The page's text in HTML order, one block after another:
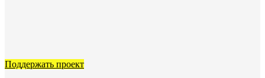
Поддержать проект